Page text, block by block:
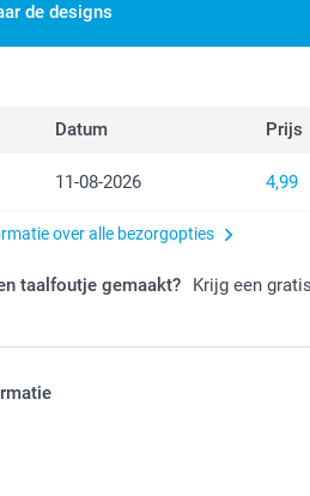
de designs
Datum Prijs
11-08-2026 4,99
over alle bezorgopties
taalfoutje gemaakt? Krijg een